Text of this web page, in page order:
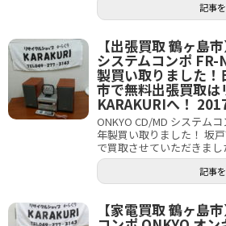
記事
【出張買取 鶴ヶ島
システムコンポ
製買い取りました！
市で無料出張買取
KARAKURIへ！
ONKYO CD/MD システム
年製買い取りました！ 坂
で買取させていただきまし
記事
【家電買取 鶴ヶ島